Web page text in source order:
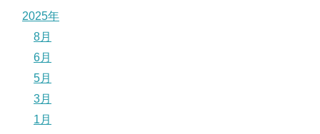
2025年
8月
6月
5月
3月
1月